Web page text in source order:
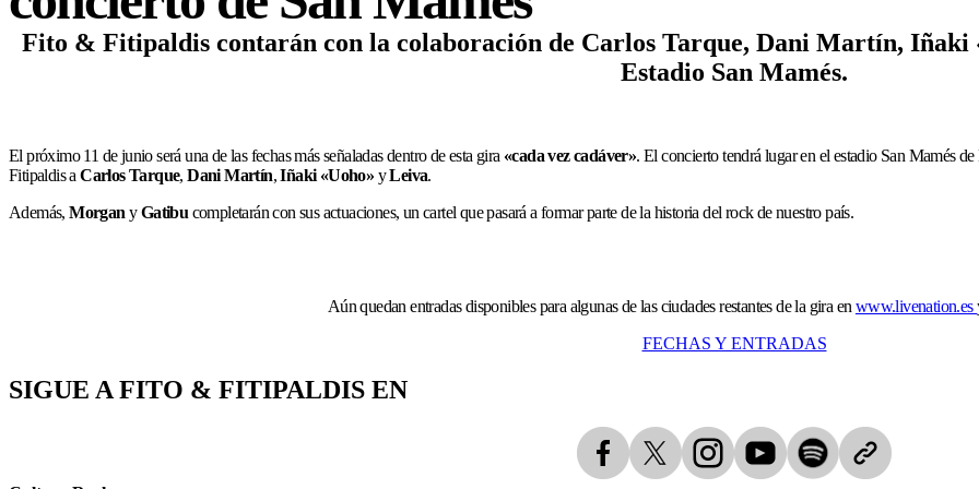
Fito & Fitipaldis contarán con la colaboración de Carlos Tarque, Dani Martín, Iñaki
Estadio San Mamés.
El próximo 11 de junio será una de las fechas más señaladas dentro de esta gira «cada vez cadáver». El concierto tendrá lugar en el estadio San Mamés
Fitipaldis aCarlos Tarque,Dani Martín,Iñaki «Uoho» yLeiva.
Además,Morgan yGatibu completarán con sus actuaciones, un cartel que pasará a formar parte de la historia del rock de nuestro país.
Aún quedan entradas disponibles para algunas de las ciudades restantes de la gira en www.livenation.es
FECHAS Y ENTRADAS
SIGUE A FITO & FITIPALDIS EN